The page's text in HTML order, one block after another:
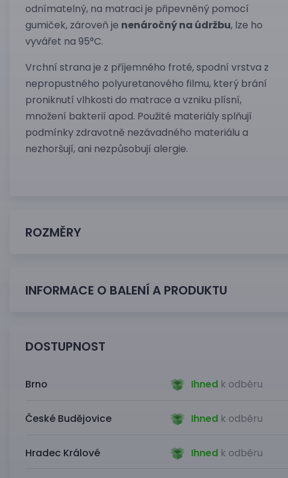
odnímatelný, na matraci je připevněný pomocí
gumiček, zároveň je nenáročný na údržbu, lze ho
vyvářet na 95°C.
Vrchní strana je z příjemného froté, spodní vrstva z
nepropustného polyuretanového filmu, který brání
proniknutí vlhkosti do matrace a vzniku plísní,
množení bakterií apod. Použité materiály splňují
podmínky zdravotně nezávadného materiálu a
nezhoršují, ani nezpůsobují alergie.
ROZMĚRY
INFORMACE O BALENÍ A PRODUKTU
DOSTUPNOST
Brno Ihned k odběru
České Budějovice Ihned k odběru
Hradec Králové Ihned k odběru